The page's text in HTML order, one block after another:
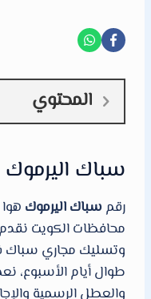
المحتوي
سباك اليرموك
رقمسباك اليرموك
محافظات الكويت
طوال أيام الأسبوع،
والعطل الرسمية